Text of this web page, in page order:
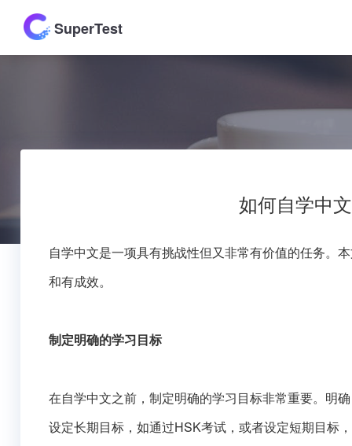
SuperTest
如何自学中
自学中文是一项具有挑战性但又非常有价值的任务。
和有成效。
制定明确的学习目标
在自学中文之前，制定明确的学习目标非常重要。明
设定长期目标，如通过HSK考试，或者设定短期目标